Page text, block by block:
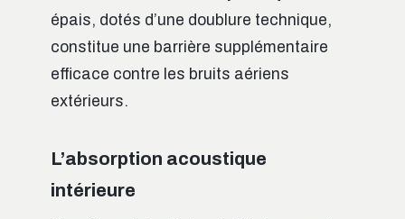
épais, dotés d’une doublure technique,
constitue une barrière supplémentaire
efficace contre les bruits aériens
extérieurs.
L’absorption acoustique
intérieure